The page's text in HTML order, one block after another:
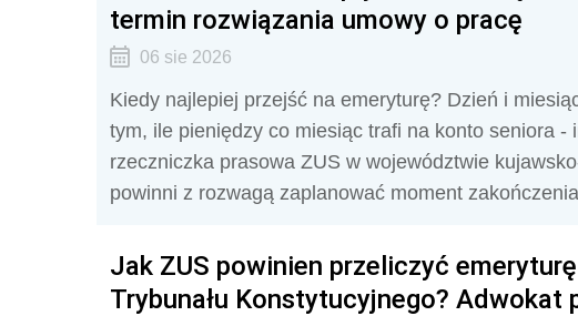
termin rozwiązania umowy o pracę
06 sie 2026
Kiedy najlepiej przejść na emeryturę? Dzień i
tym, ile pieniędzy co miesiąc trafi na konto seniora -
rzeczniczka prasowa ZUS w województwie
powinni z rozwagą zaplanować moment
Jak ZUS powinien przeliczyć
Trybunału Konstytucyjnego? Adwokat